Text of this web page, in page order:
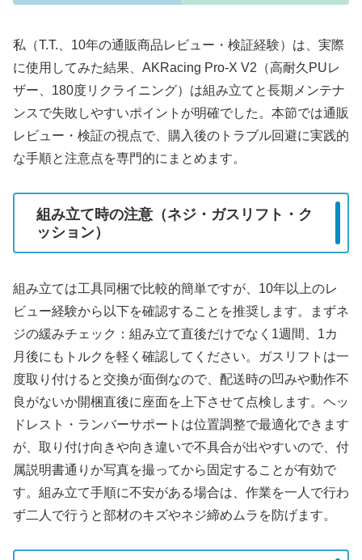
私（T.T.、10年の通販商品レビュー・検証経験）は、実際
に使用してみた結果、AKRacing Pro-X V2（高耐久PUレ
ザー、180度リクライニング）は組み立てと長期メンテナ
ンスで失敗しやすいポイントが明確でした。本節では通販
レビュー・検証の視点で、購入後のトラブル回避に実践的
な手順と注意点を専門的にまとめます。
組み立て時の注意（ネジ・ガスリフト・ク
ッション）
組み立ては工具同梱で比較的簡単ですが、10年以上のレ
ビュー経験から以下を確認することを推奨します。まずネ
ジの緩みチェック：組み立て直後だけでなく1週間、1カ
月後にもトルクを軽く確認してください。ガスリフトは一
度取り付けると交換が面倒なので、配送時の凹みや動作不
良がないか開梱直後に座面を上下させて点検します。ヘッ
ドレスト・ランバーサポートは位置調整で最適化できます
が、取り付け向きや向き違いで不具合が出やすいので、付
属説明書通りか写真を撮ってから固定することが有効で
す。組み立て手順に不安がある場合は、作業を一人で行わ
ず二人で行うと部材のキズやネジ締めムラを防げます。